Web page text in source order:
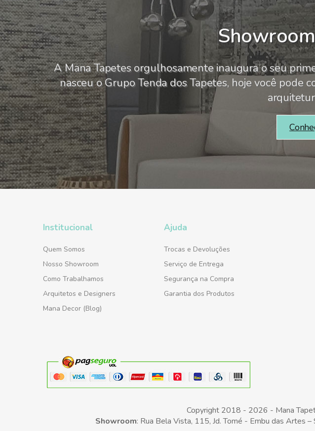
A Mana Tapetes orgulhosamente inaugura o seu
nasceu o Grupo Tenda dos Tapetes, hoje você pode
Institucional
Quem Somos
Nosso Showroom
Como Trabalhamos
Arquitetos e Designers
Mana Decor (Blog)
Ajuda
Trocas e Devoluções
Serviço de Entrega
Segurança na Compra
Garantia dos Produtos
Copyright 2018 - 2026 - Mana
Showroom: Rua Bela Vista, 115, Jd. Tomé - Embu das Artes